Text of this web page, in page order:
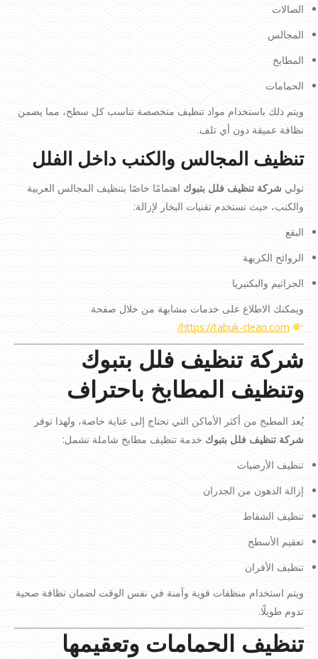
الصالات
المجالس
المطابخ
الحمامات
ويتم ذلك باستخدام مواد تنظيف متخصصة تناسب كل سطح، مما يضمن
نظافة عميقة دون أي تلف.
تنظيف المجالس والكنب داخل الفلل
تولي شركة تنظيف فلل بتبوك اهتمامًا خاصًا بتنظيف المجالس العربية
والكنب، حيث تستخدم تقنيات البخار لإزالة:
البقع
الروائح الكريهة
الجراثيم والبكتيريا
ويمكنك الاطلاع على خدمات مشابهة من خلال صفحة
https://tabuk-clean.com/
شركة تنظيف فلل بتبوك
وتنظيف المطابخ باحتراف
يُعد المطبخ من أكثر الأماكن التي تحتاج إلى عناية خاصة، ولهذا توفر
شركة تنظيف فلل بتبوك خدمة تنظيف مطابخ شاملة تشمل:
تنظيف الأرضيات
إزالة الدهون من الجدران
تنظيف الشفاط
تعقيم الأسطح
تنظيف الأفران
ويتم استخدام منظفات قوية وآمنة في نفس الوقت لضمان نظافة صحية
تدوم طويلًا.
تنظيف الحمامات وتعقيمها